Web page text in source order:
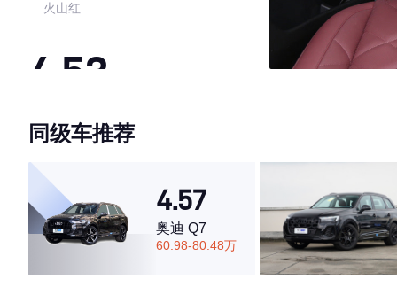
火山红
4.53
·外观表现较为优秀，优于59%同级车
·空间表现一般，低于52%同级车
同级车推荐
4.57
奥迪 Q7
60.98-80.48万